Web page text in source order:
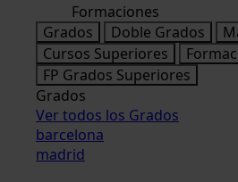
Formaciones
Grados
Doble Grados
Cursos Superiores
FP Grados Superiores
Grados
Ver todos los Grados
barcelona
madrid